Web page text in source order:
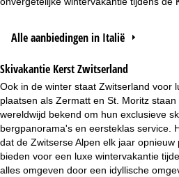
Alle aanbiedingen in Italië
Skivakantie Kerst Zwitserland
Ook in de winter staat Zwitserland voor
plaatsen als Zermatt en St. Moritz
wereldwijd bekend om hun exclusieve
bergpanorama's en eersteklas service.
dat de Zwitserse Alpen elk jaar
bieden voor een luxe wintervakantie
alles omgeven door een idyllische